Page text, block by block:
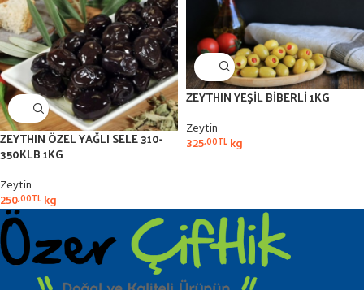
ZEYTHIN ÖZEL YAĞLI SELE 310-
350KLB 1KG
Zeytin
250,00TL kg
ZEYTHIN YEŞİL BİBERLİ 1KG
Zeytin
325,00TL kg